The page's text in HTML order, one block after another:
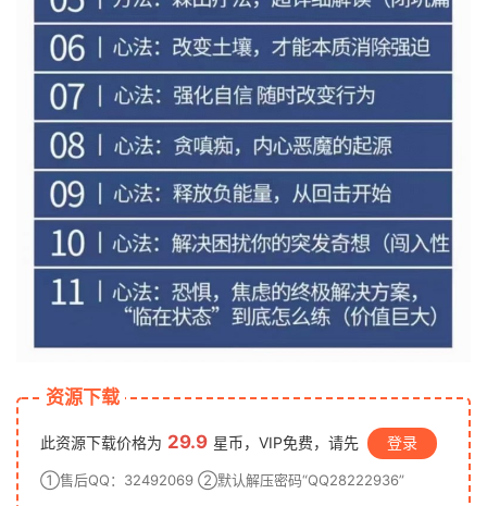
资源下载
此资源下载价格为 29.9 星币，VIP免费，请先 登录
①售后QQ：32492069 ②默认解压密码“QQ28222936”